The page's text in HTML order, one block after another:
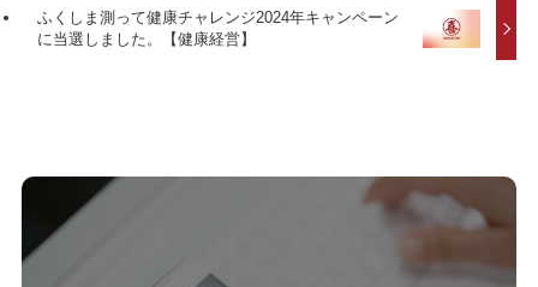
ふくしま測って健康チャレンジ2024年キャンペーン
に当選しました。【健康経営】